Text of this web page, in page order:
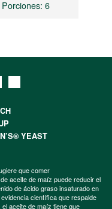
Porciones: 6
YEAST
que comer
aceite de maíz puede reducir el
de ácido graso insaturado en
científica que respalde
aceite de maíz tiene que